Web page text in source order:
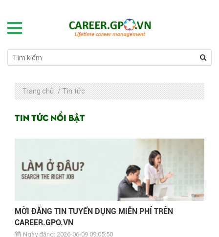
Trang chủ / Tin tức
Tin tức nổi bật
MỜI ĐĂNG TIN TUYỂN DỤNG MIỄN PHÍ TRÊN
CAREER.GPO.VN
Ngày đăng: 2026-06-09 09:05:50